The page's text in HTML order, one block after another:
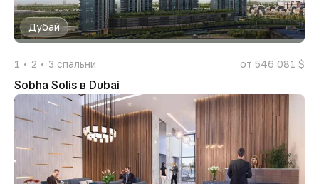
Дубай
1 2 3 спальни от 546 081 $
Sobha Solis в Dubai